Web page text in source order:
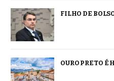
FILHO DE
OURO PRETO É